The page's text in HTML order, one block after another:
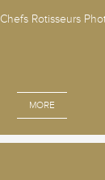
Rotisseurs
MORE